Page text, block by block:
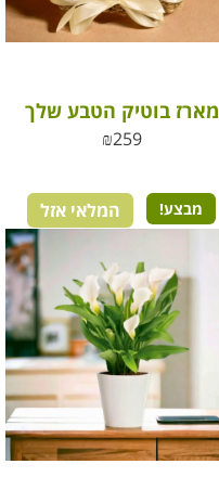
מארז בוטיק הטבע שלך
₪259
מבצע! המלאי אזל